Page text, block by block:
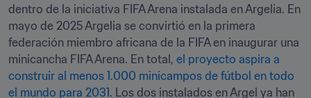
dentro de la iniciativa FIFA Arena instalada en Argelia. En
mayo de 2025 Argelia se convirtió en la primera
federación miembro africana de la FIFA en inaugurar una
minicancha FIFA Arena. En total, el proyecto aspira a
construir al menos 1.000 minicampos de fútbol en todo
el mundo para 2031 . Los dos instalados en Argel ya han